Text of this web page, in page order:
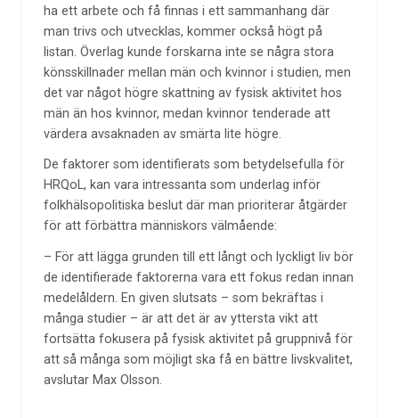
ha ett arbete och få finnas i ett sammanhang där
man trivs och utvecklas, kommer också högt på
listan. Överlag kunde forskarna inte se några stora
könsskillnader mellan män och kvinnor i studien, men
det var något högre skattning av fysisk aktivitet hos
män än hos kvinnor, medan kvinnor tenderade att
värdera avsaknaden av smärta lite högre.
De faktorer som identifierats som betydelsefulla för
HRQoL, kan vara intressanta som underlag inför
folkhälsopolitiska beslut där man prioriterar åtgärder
för att förbättra människors välmående:
– För att lägga grunden till ett långt och lyckligt liv bör
de identifierade faktorerna vara ett fokus redan innan
medelåldern. En given slutsats – som bekräftas i
många studier – är att det är av yttersta vikt att
fortsätta fokusera på fysisk aktivitet på gruppnivå för
att så många som möjligt ska få en bättre livskvalitet,
avslutar Max Olsson.